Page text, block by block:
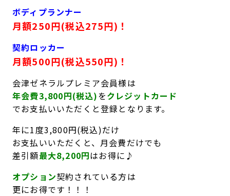
ボディプランナー
月額250円(税込275円)！
契約ロッカー
月額500円(税込550円)！
会津ゼネラルプレミア会員様は
年会費3,800円(税込)をクレジットカード
でお支払いいただくと登録となります。
年に1度3,800円(税込)だけ
お支払いいただくと、月会費だけでも
差引額最大8,200円はお得に♪
オプション契約されている方は
更にお得です！！！